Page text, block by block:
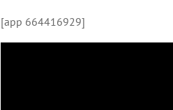
[app 664416929]